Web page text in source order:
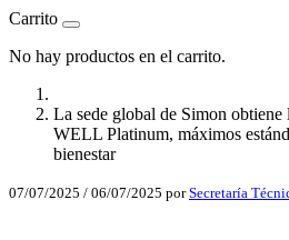
Carrito
No hay productos en el carrito.
La sede global de Simon
WELL Platinum, máximos
bienestar
07/07/2025 / 06/07/2025 porSecretaría